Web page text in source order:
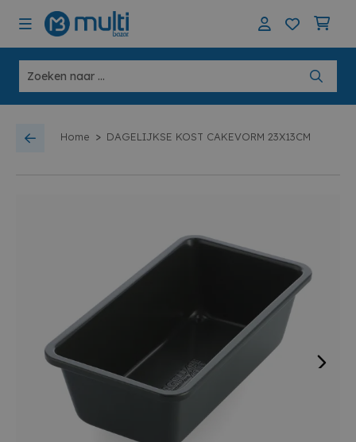
Home > DAGELIJKSE KOST CAKEVORM 23X13CM